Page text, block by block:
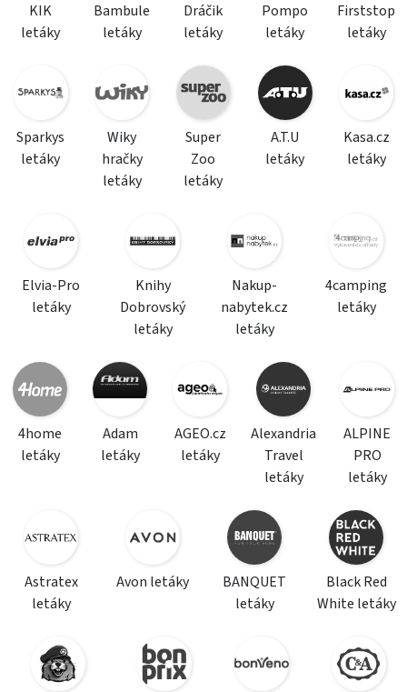
KIK
letáky
Bambule
letáky
Dráčik
letáky
Pompo
letáky
Firststop
letáky
Sparkys
letáky
Wiky
hračky
letáky
Super
Zoo
letáky
A.T.U
letáky
Kasa.cz
letáky
Elvia-Pro
letáky
Knihy
Dobrovský
letáky
Nakup-
nabytek.cz
letáky
4camping
letáky
4home
letáky
Adam
letáky
AGEO.cz
letáky
Alexandria
Travel
letáky
ALPINE
PRO
letáky
Astratex
letáky
Avon letáky
BANQUET
letáky
Black Red
White letáky